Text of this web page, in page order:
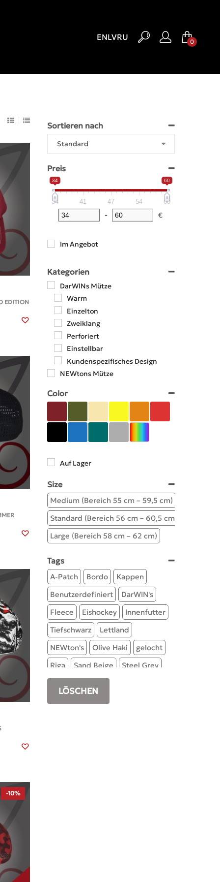
ENLVRU 0
EDITION
-10%
Sortieren nach
Preis
34 60
34 41 47 54 60
- €
Im Angebot
Kategorien
DarWINs Mütze
Warm
Einzelton
Zweiklang
Perforiert
Einstellbar
Kundenspezifisches Design
NEWtons Mütze
Einstellbar
Color
Auf Lager
Size
Medium (Bereich 55 cm – 59,5 cm)
Standard (Bereich 56 cm – 60,5 cm)
Large (Bereich 58 cm – 62 cm)
Tags
A-Patch Bordo
Kappen
Benutzerdefiniert
DarWIN's
Fleece
Eishockey
Innenfutter
Tiefschwarz
Lettland
NEWton's
Olive Haki
gelocht
Riga
Sand Beige
Steel Grey
LÖSCHEN